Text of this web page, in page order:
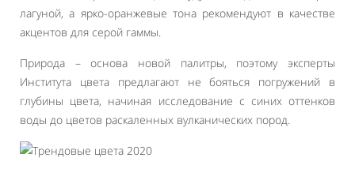
лагуной, а ярко-оранжевые тона рекомендуют в качестве
акцентов для серой гаммы.
Природа – основа новой палитры, поэтому эксперты
Института цвета предлагают не бояться погружений в
глубины цвета, начиная исследование с синих оттенков
воды до цветов раскаленных вулканических пород.